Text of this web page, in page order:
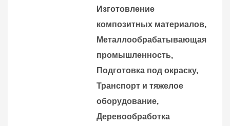
Изготовление
композитных материалов,
Металлообрабатывающая
промышленность,
Подготовка под окраску,
Транспорт и тяжелое
оборудование,
Деревообработка